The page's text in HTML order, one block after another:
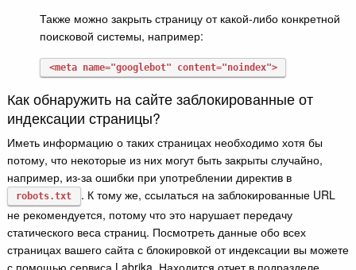
Также можно закрыть страницу от какой-либо конкретной
поисковой системы, например:
<meta name="googlebot" content="noindex">
Как обнаружить на сайте заблокированные от
индексации страницы?
Иметь информацию о таких страницах необходимо хотя бы
потому, что некоторые из них могут быть закрыты случайно,
например, из-за ошибки при употреблении директив в
robots.txt
. К тому же, ссылаться на заблокированные URL
не рекомендуется, потому что это нарушает передачу
статического веса страниц. Посмотреть данные обо всех
страницах вашего сайта с блокировкой от индексации вы можете
с помощью сервиса Labrika. Находится отчет в подразделе